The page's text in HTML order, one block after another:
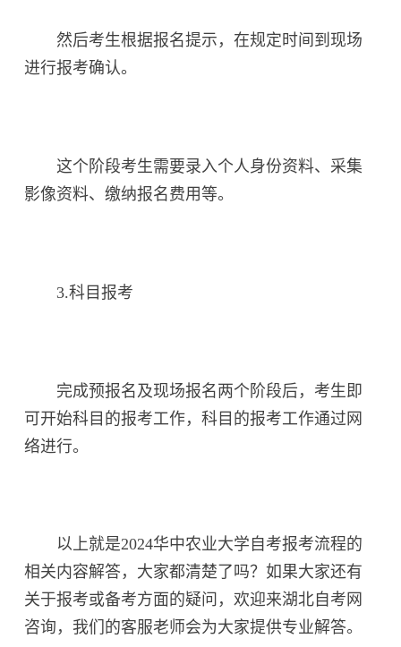
然后考生根据报名提示，在规定时间到现场
进行报考确认。
这个阶段考生需要录入个人身份资料、采集
影像资料、缴纳报名费用等。
3.科目报考
完成预报名及现场报名两个阶段后，考生即
可开始科目的报考工作，科目的报考工作通过网
络进行。
以上就是2024华中农业大学自考报考流程的
相关内容解答，大家都清楚了吗？如果大家还有
关于报考或备考方面的疑问，欢迎来湖北自考网
咨询，我们的客服老师会为大家提供专业解答。